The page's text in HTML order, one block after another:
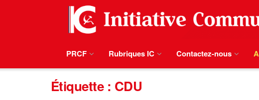
PRCF Rubriques IC Contactez-nous
Étiquette : CDU